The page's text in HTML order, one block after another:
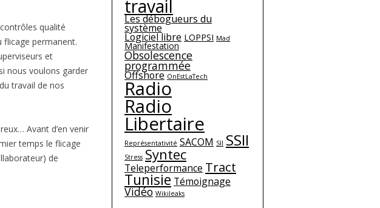
qualité
flicage permanent.
et
nous voulons garder
travail de nos
Avant d’en venir
temps le flicage
de
travail
Les débogueurs du
système
Logiciel libre LOPPSI Mad
Manifestation
Obsolescence
programmée
Offshore OnEstLaTech
Radio
Radio
Libertaire
Représentativité SACOM SII SSII
Stress Syntec
Teleperformance Tract
Tunisie Témoignage
Vidéo Wikileaks